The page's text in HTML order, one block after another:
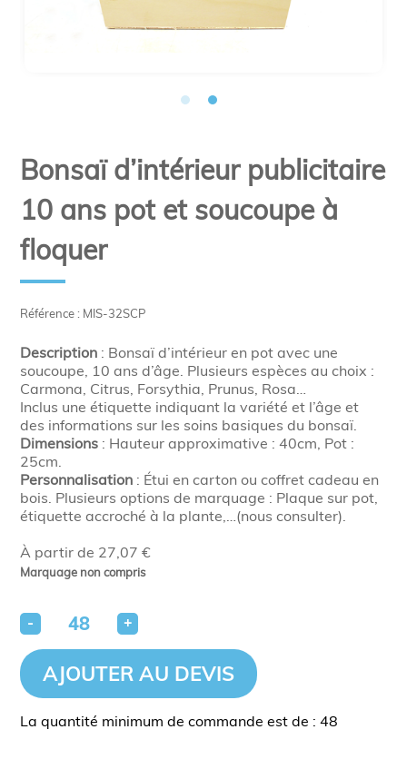
Référence : MIS-32SCP
À partir de 27,07 €
Marquage non compris
Bonsaï d’intérieur publicitaire
10 ans pot et soucoupe à
floquer
Description : Bonsaï d’intérieur en pot avec une
soucoupe, 10 ans d’âge. Plusieurs espèces au choix :
Carmona, Citrus, Forsythia, Prunus, Rosa…
Inclus une étiquette indiquant la variété et l’âge et
des informations sur les soins basiques du bonsaï.
Dimensions : Hauteur approximative : 40cm, Pot :
25cm.
Personnalisation : Étui en carton ou coffret cadeau en
bois. Plusieurs options de marquage : Plaque sur pot,
étiquette accroché à la plante,…(nous consulter).
- +
AJOUTER AU DEVIS
La quantité minimum de commande est de : 48